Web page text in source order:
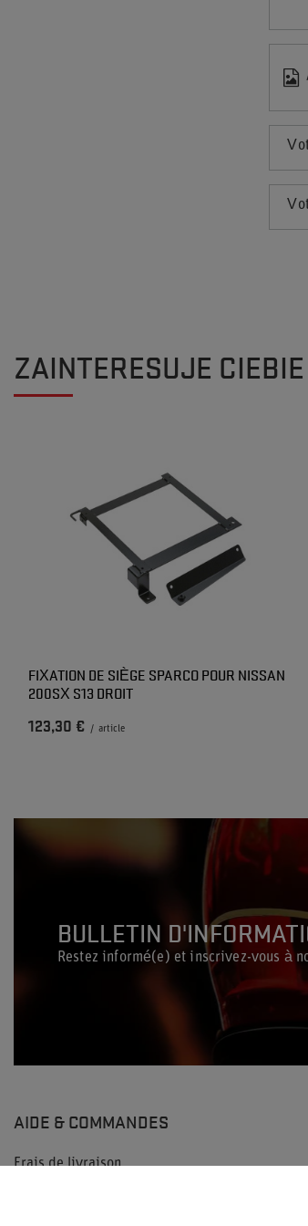
ZAINTERESUJE
FIXATION DE SIÈGE SPARCO POUR NISSAN
200SX S13 DROIT
123,30 € / article
BULLETIN
Restez informé(e) et inscrivez-vous à
AIDE & COMMANDES
Frais de livraison